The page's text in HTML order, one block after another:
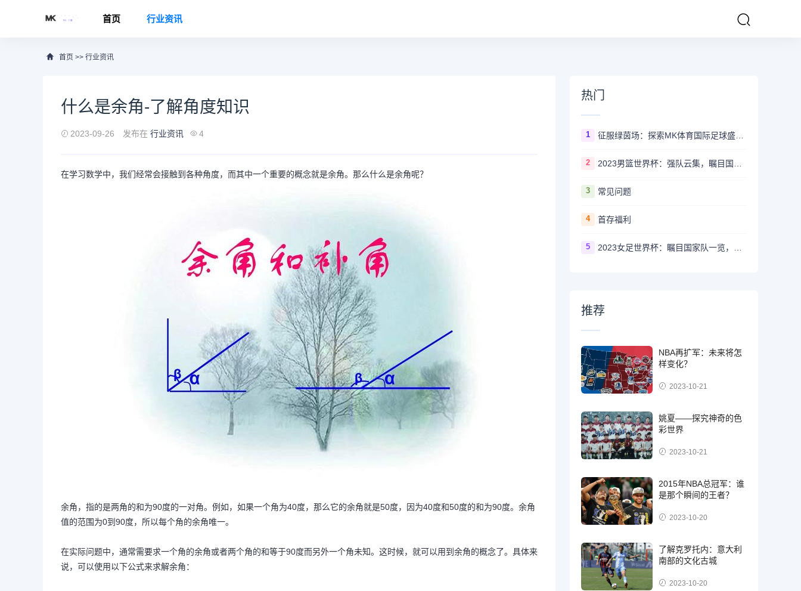
首页 行业资讯
首页 >> 行业资讯
什么是余角-了解角度知识
2023-09-26 发布在 行业资讯 4
在学习数学中，我们经常会接触到各种角度，而其中一个重要的概念就是余角。那么什么是余角呢？
余角，指的是两角的和为90度的一对角。例如，如果一个角为40度，那么它的余角就是50度，因为40度和50度的和为90度。余角
值的范围为0到90度，所以每个角的余角唯一。
在实际问题中，通常需要求一个角的余角或者两个角的和等于90度而另外一个角未知。这时候，就可以用到余角的概念了。具体来
说，可以使用以下公式来求解余角：
热门
1 征服绿茵场：探索MK体育国际足球盛事的辉煌传奇
2
3 常见问题
4 首存福利
5
推荐
NBA再扩军：未来将怎
样变化？
2023-10-21
姚夏——探究神奇的色
彩世界
2023-10-21
2015年NBA总冠军：谁
是那个瞬间的王者？
2023-10-20
了解克罗托内：意大利
南部的文化古城
2023-10-20